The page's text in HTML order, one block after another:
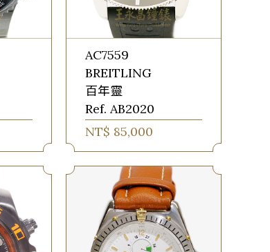
AC7559
BREITLING
百年靈
Ref. AB2020
NT$ 85,000